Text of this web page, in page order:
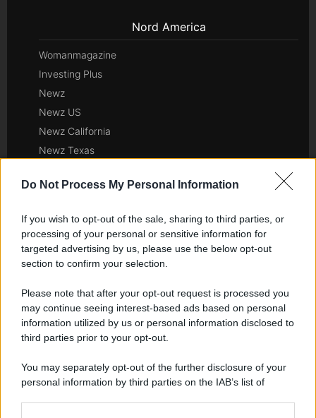
Do Not Process My Personal Information
If you wish to opt-out of the sale, sharing to third parties, or
processing of your personal or sensitive information for
targeted advertising by us, please use the below opt-out
section to confirm your selection.
Please note that after your opt-out request is processed you
may continue seeing interest-based ads based on personal
information utilized by us or personal information disclosed to
third parties prior to your opt-out.
You may separately opt-out of the further disclosure of your
personal information by third parties on the IAB’s list of
Nord America
Womanmagazine
Investing Plus
Newz
Newz US
Newz California
Newz Texas
Newz New York
Newz Illinois
Newz Ohio
Gameland
Scoop Mag
Lgbtqia News
Motors Magazine 365
Home Magazine 365